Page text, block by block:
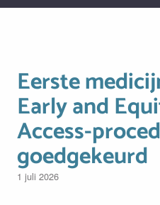
Eerste
Early and
Access-
goedgekeurd
1 juli 2026